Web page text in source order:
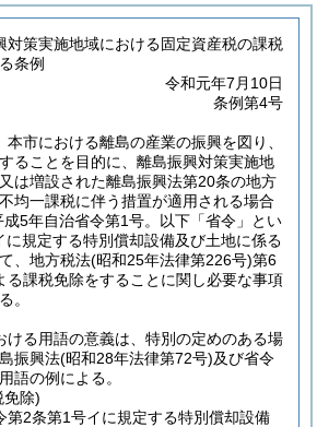
対策実施地域における固定資産税の課税
条例
令和元年7月10日
条例第4号
本市における離島の産業の振興を図り、
ることを目的に、離島振興対策実施地
は増設された離島振興法第20条の地方
均一課税に伴う措置が適用される場合
成5年自治省令第1号。以下「省令」とい
に規定する特別償却設備及び土地に係る
、地方税法(昭和25年法律第226号)第6
る課税免除をすることに関し必要な事項
。
ける用語の意義は、特別の定めのある場
振興法(昭和28年法律第72号)及び省令
語の例による。
免除)
第2条第1号イに規定する特別償却設備